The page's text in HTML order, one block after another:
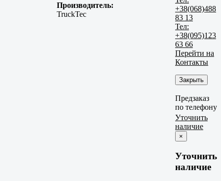
Производитель:
TruckTec
+38(068)488
83 13
Тел:
+38(095)123
63 66
Перейти на
Контакты
Закрыть
Предзаказ
по телефону
Уточнить
наличие
×
Уточнить
наличие